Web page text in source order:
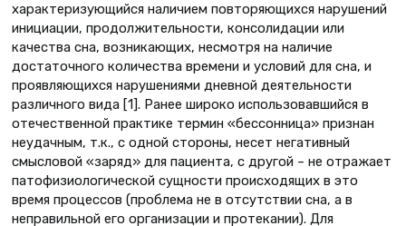
характеризующийся наличием повторяющихся нарушений
инициации, продолжительности, консолидации или
качества сна, возникающих, несмотря на наличие
достаточного количества времени и условий для сна, и
проявляющихся нарушениями дневной деятельности
различного вида [1]. Ранее широко использовавшийся в
отечественной практике термин «бессонница» признан
неудачным, т.к., с одной стороны, несет негативный
смысловой «заряд» для пациента, с другой – не отражает
патофизиологической сущности происходящих в это
время процессов (проблема не в отсутствии сна, а в
неправильной его организации и протекании). Для